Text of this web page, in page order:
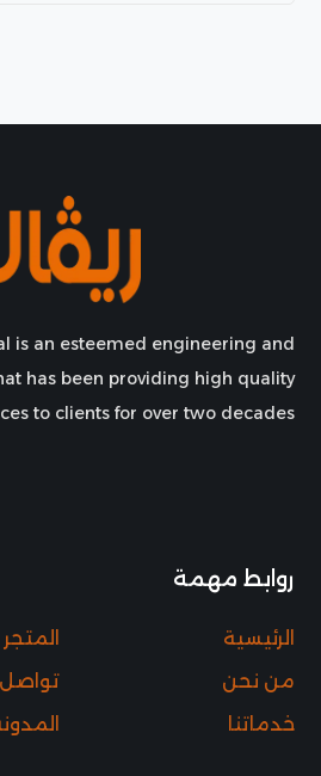
is an esteemed engineering and
has been providing high quality
to clients for over two decades.
روابط مهمة
المتجر
الرئيسية
من نحن
خدماتنا